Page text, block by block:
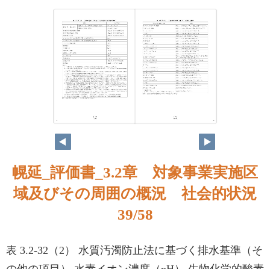
39 40
幌延_評価書_3.2章 対象事業実施区
域及びその周囲の概況 社会的状況
39/58
表 3.2-32（2） 水質汚濁防止法に基づく排水基準（そ